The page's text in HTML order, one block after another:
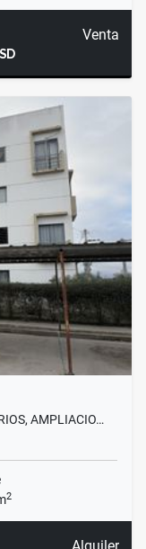
Venta
AMPLIACIO…
2